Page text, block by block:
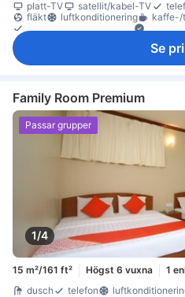
platt-TV
satellit/kabel-TV
fläkt
luftkonditionering kaffe-/
Se
Family Room Premium
1/4
Passar grupper
15 m²/161 ft² Högst 6 vuxna
1
dusch
telefon